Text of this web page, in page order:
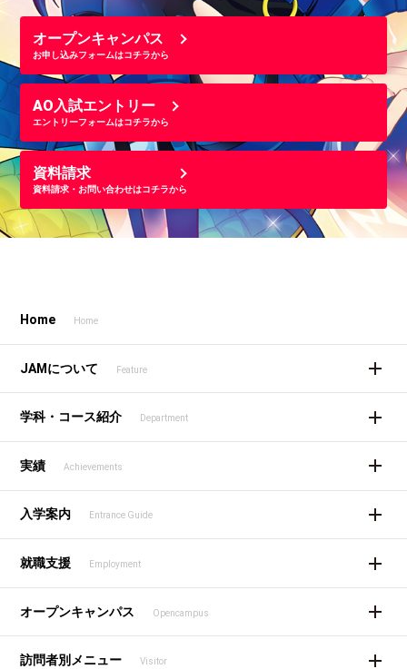
オープンキャンパス
お申し込みフォームはコチラから
AO入試エントリー
エントリーフォームはコチラから
資料請求
資料請求・お問い合わせはコチラから
Home Home
JAMについて Feature
学科・コース紹介 Department
実績 Achievements
入学案内 Entrance Guide
就職支援 Employment
オープンキャンパス Opencampus
訪問者別メニュー Visitor